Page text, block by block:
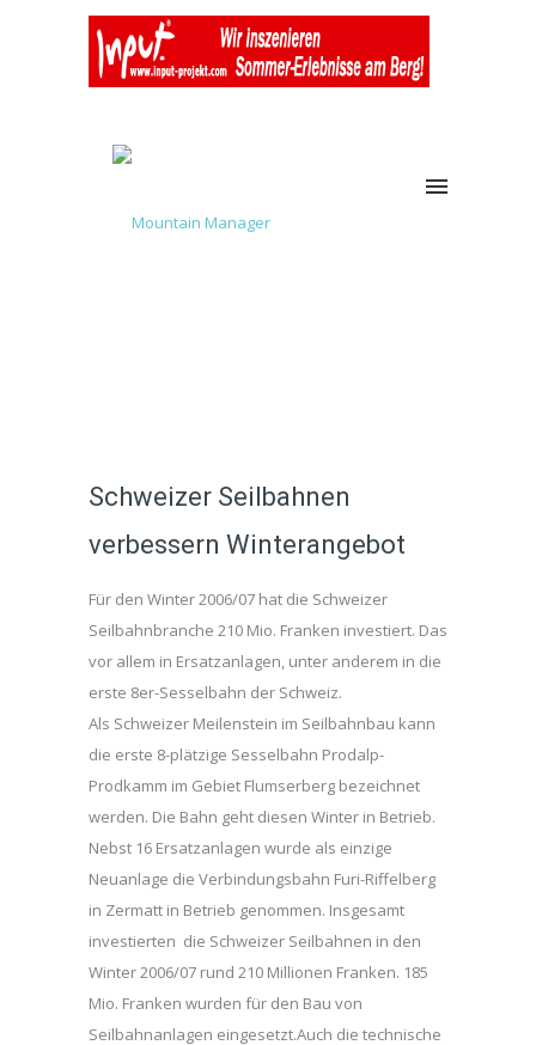
Schweizer Seilbahnen
verbessern Winterangebot
Für den Winter 2006/07 hat die Schweizer
Seilbahnbranche 210 Mio. Franken investiert. Das
vor allem in Ersatzanlagen, unter anderem in die
erste 8er-Sesselbahn der Schweiz.
Als Schweizer Meilenstein im Seilbahnbau kann
die erste 8-plätzige Sesselbahn Prodalp-
Prodkamm im Gebiet Flumserberg bezeichnet
werden. Die Bahn geht diesen Winter in Betrieb.
Nebst 16 Ersatzanlagen wurde als einzige
Neuanlage die Verbindungsbahn Furi-Riffelberg
in Zermatt in Betrieb genommen. Insgesamt
investierten die Schweizer Seilbahnen in den
Winter 2006/07 rund 210 Millionen Franken. 185
Mio. Franken wurden für den Bau von
Seilbahnanlagen eingesetzt.Auch die technische